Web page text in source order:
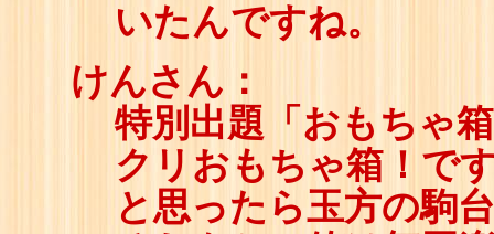
いたんですね。
けんさん：
特別出題「おもちゃ
クリおもちゃ箱！で
と思ったら玉方の駒